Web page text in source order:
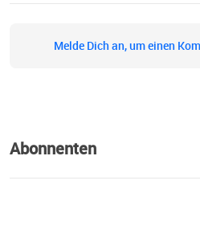
Melde Dich an, um einen
Abonnenten